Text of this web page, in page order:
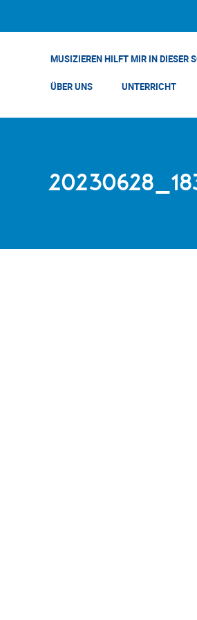
MUSIZIEREN HILFT MIR IN DIESER
ÜBER UNS UNTERRICHT